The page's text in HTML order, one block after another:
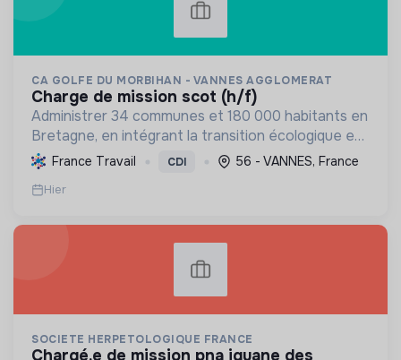
CA GOLFE DU MORBIHAN - VANNES AGGLOMERAT
charge de mission scot (h/f)
Administrer 34 communes et 180 000 habitants en
Bretagne, en intégrant la transition écologique et
sociale par une planification résiliente, des achats
durables et le soutien à l'économie verte.
France Travail CDI 56 - VANNES, France
Hier
SOCIETE HERPETOLOGIQUE FRANCE
chargé.e de mission pna iguane des